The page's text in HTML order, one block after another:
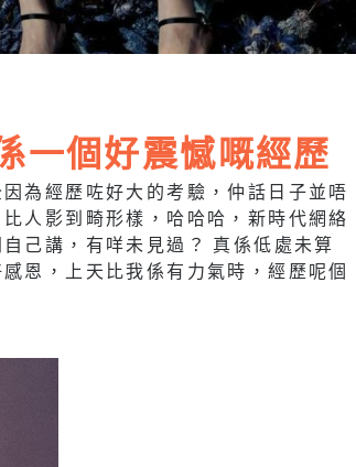
一個好震憾嘅經歷
為經歷咗好大的考驗，仲話日子並唔
人影到畸形樣，哈哈哈，新時代網絡
己講，有咩未見過？ 真係低處未算
恩，上天比我係有力氣時，經歷呢個